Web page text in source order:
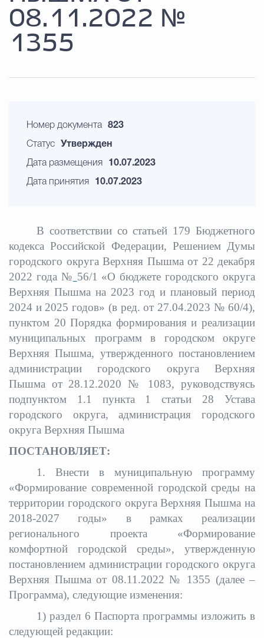
08.11.2022 №
1355
Номер документа 823
Статус Утвержден
Дата размещения 10.07.2023
Дата принятия 10.07.2023
В соответствии со статьей 179 Бюджетного
кодекса Российской Федерации, Решением Думы
городского округа Верхняя Пышма от 22 декабря
2022 года № 56/1 «О бюджете городского округа
Верхняя Пышма на 2023 год и плановый период
2024 и 2025 годов» (в ред. от 27.04.2023 № 60/4),
пунктом 20 Порядка формирования и реализации
муниципальных программ в городском округе
Верхняя Пышма, утвержденного постановлением
администрации городского округа Верхняя
Пышма от 28.12.2020 № 1083, руководствуясь
подпунктом 1.1 пункта 1 статьи 28 Устава
городского округа, администрация городского
округа Верхняя Пышма
ПОСТАНОВЛЯЕТ:
1. Внести в муниципальную программу
«Формирование современной городской среды на
территории городского округа Верхняя Пышма на
2018-2027 годы» в рамках реализации
регионального проекта «Формирование
комфортной городской среды», утвержденную
постановлением администрации городского округа
Верхняя Пышма от 08.11.2022 № 1355 (далее –
Программа), следующие изменения:
1) раздел 6 Паспорта программы изложить в
следующей редакции: